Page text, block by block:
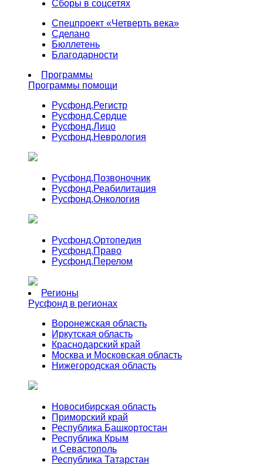
Сборы в соцсетях
Спецпроект «Четверть века»
Сделано
Бюллетень
Благодарности
Программы
Программы помощи
Русфонд.Регистр
Русфонд.Сердце
Русфонд.Лицо
Русфонд.Неврология
Русфонд.Позвоночник
Русфонд.Реабилитация
Русфонд.Онкология
Русфонд.Ортопедия
Русфонд.Право
Русфонд.Перелом
Регионы
Русфонд в регионах
Воронежская область
Иркутская область
Краснодарский край
Москва и Московская область
Нижегородская область
Новосибирская область
Приморский край
Республика Башкортостан
Республика Крым
и Севастополь
Республика Татарстан